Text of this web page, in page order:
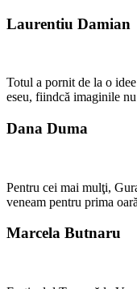
Laurentiu Damian
Totul a pornit de la o
eseu, fiindcă imaginile
Dana Duma
Pentru cei mai mulţi,
veneam pentru prima
Marcela Butnaru